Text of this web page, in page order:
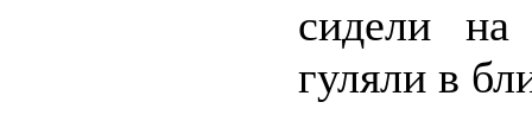
сидели
гуляли в